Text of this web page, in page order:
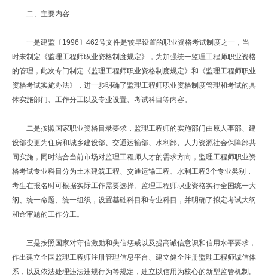
二、主要内容
一是建监〔1996〕462号文件是较早设置的职业资格考试制度之一，当
时未制定《监理工程师职业资格制度规定》，为加强统一监理工程师职业资格
的管理，此次专门制定《监理工程师职业资格制度规定》和《监理工程师职业
资格考试实施办法》，进一步明确了监理工程师职业资格制度管理和考试的具
体实施部门、工作分工以及专业设置、考试科目等内容。
二是按照国家职业资格目录要求，监理工程师的实施部门由原人事部、建
设部变更为住房和城乡建设部、交通运输部、水利部、人力资源社会保障部共
同实施，同时结合当前市场对监理工程师人才的需求方向，监理工程师职业资
格考试专业科目分为土木建筑工程、交通运输工程、水利工程3个专业类别，
考生在报名时可根据实际工作需要选择。监理工程师职业资格实行全国统一大
纲、统一命题、统一组织，设置基础科目和专业科目，并明确了拟定考试大纲
和命审题的工作分工。
三是按照国家对守信激励和失信惩戒以及提高诚信意识和信用水平要求，
作出建立全国监理工程师注册管理信息平台、建立健全注册监理工程师诚信体
系，以及依法处理违法违规行为等规定，建立以信用为核心的新型监管机制。